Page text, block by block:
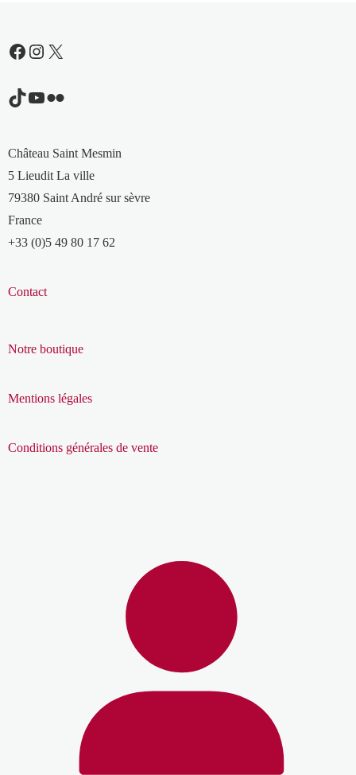
Facebook
Instagram
X
TikTok
YouTube
Flickr
Château Saint Mesmin
5 Lieudit La ville
79380 Saint André sur sèvre
France
+33 (0)5 49 80 17 62
Contact
Notre boutique
Mentions légales
Conditions générales de vente